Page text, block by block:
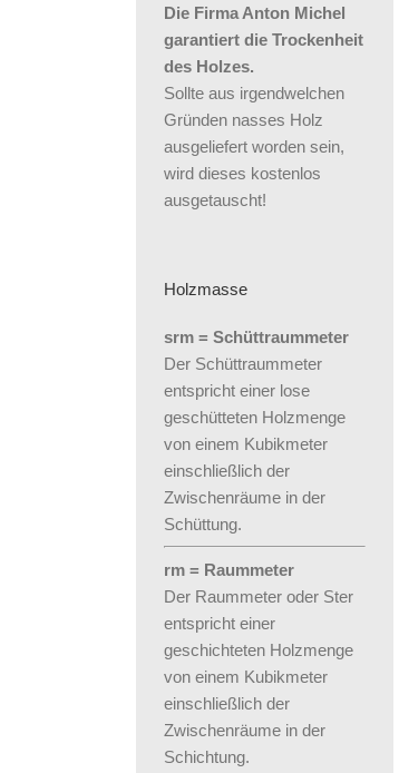
Die Firma Anton Michel
garantiert die Trockenheit
des Holzes.
Sollte aus irgendwelchen
Gründen nasses Holz
ausgeliefert worden sein,
wird dieses kostenlos
ausgetauscht!
Holzmasse
srm = Schüttraummeter
Der Schüttraummeter
entspricht einer lose
geschütteten Holzmenge
von einem Kubikmeter
einschließlich der
Zwischenräume in der
Schüttung.
rm = Raummeter
Der Raummeter oder Ster
entspricht einer
geschichteten Holzmenge
von einem Kubikmeter
einschließlich der
Zwischenräume in der
Schichtung.